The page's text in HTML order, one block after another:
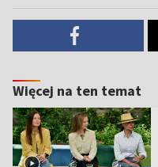
Więcej na ten temat